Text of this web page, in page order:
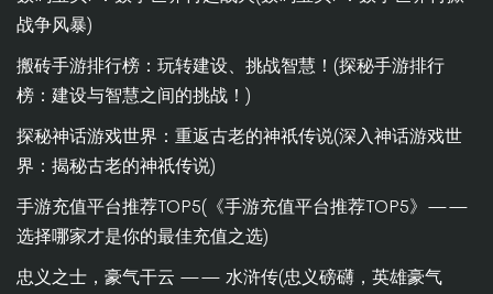
战争风暴)
搬砖手游排行榜：玩转建设、挑战智慧！(探秘手游排行
榜：建设与智慧之间的挑战！)
探秘神话游戏世界：重返古老的神祇传说(深入神话游戏世
界：揭秘古老的神祇传说)
手游充值平台推荐TOP5(《手游充值平台推荐TOP5》——
选择哪家才是你的最佳充值之选)
忠义之士，豪气干云 —— 水浒传(忠义磅礴，英雄豪气